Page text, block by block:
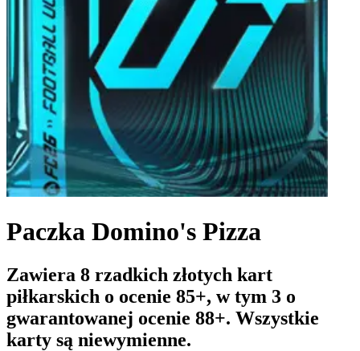
Paczka Domino's Pizza
Zawiera 8 rzadkich złotych kart
piłkarskich o ocenie 85+, w tym 3 o
gwarantowanej ocenie 88+. Wszystkie
karty są niewymienne.